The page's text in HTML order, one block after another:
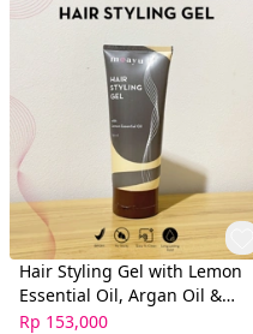
Hair Styling Gel with Lemon
Essential Oil, Argan Oil &
Pro-Vitamin B5 150ml by
Rp 153,000